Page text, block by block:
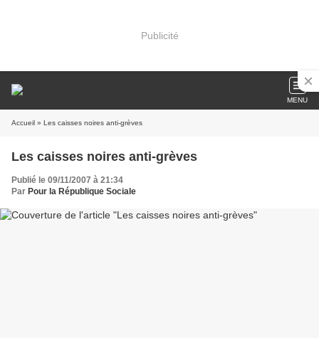
Publicité
MENU
Accueil » Les caisses noires anti-grèves
Les caisses noires anti-grèves
Publié le 09/11/2007 à 21:34
Par Pour la République Sociale